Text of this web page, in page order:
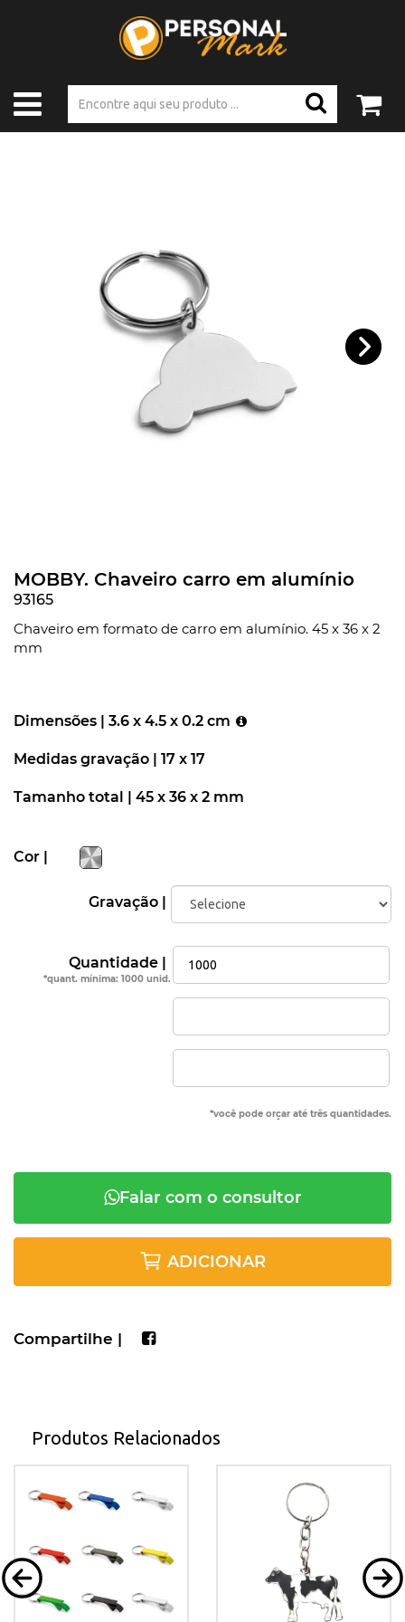
MOBBY. Chaveiro carro em alumínio
93165
Chaveiro em formato de carro em alumínio. 45 x 36 x 2
mm
Dimensões | 3.6 x 4.5 x 0.2 cm
Medidas gravação | 17 x 17
Tamanho total | 45 x 36 x 2 mm
Cor |
Gravação |
Quantidade |
*quant. mínima: 1000 unid.
*você pode orçar até três quantidades.
Falar com o consultor
ADICIONAR
Compartilhe |
Produtos Relacionados